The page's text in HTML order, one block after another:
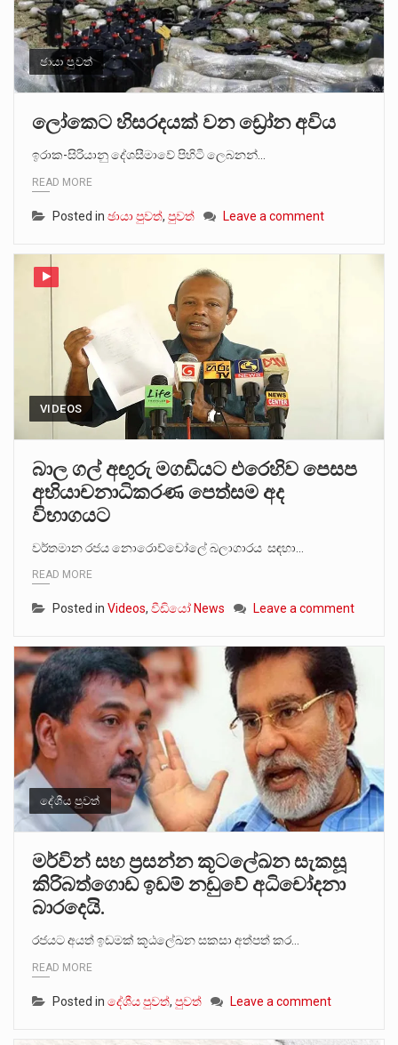
ඡායා පුවත්
ලෝකෙට හිසරදයක් වන ඩ්‍රෝන අවිය
ඉරාක-සිරියානු දේශසීමාවේ පිහිටි ලෙබනන්…
READ MORE
Posted in ඡායා පුවත්, පුවත් Leave a comment
VIDEOS
බාල ගල් අඟුරු මගඩියට එරෙහිව පෙසප
අභියාචනාධිකරණ පෙත්සම අද
විභාගයට
වර්තමාන රජය නොරොච්චෝලේ බලාගාරය සඳහා…
READ MORE
Posted in Videos, වීඩියෝ News Leave a comment
දේශීය පුවත්
මර්වින් සහ ප්‍රසන්න කූටලේඛන සැකසූ
කිරිබත්ගොඩ ඉඩම් නඩුවේ අධිචෝදනා
බාරදෙයි.
රජයට අයත් ඉඩමක් කූඨලේඛන සකසා අත්පත් කර…
READ MORE
Posted in දේශීය පුවත්, පුවත් Leave a comment